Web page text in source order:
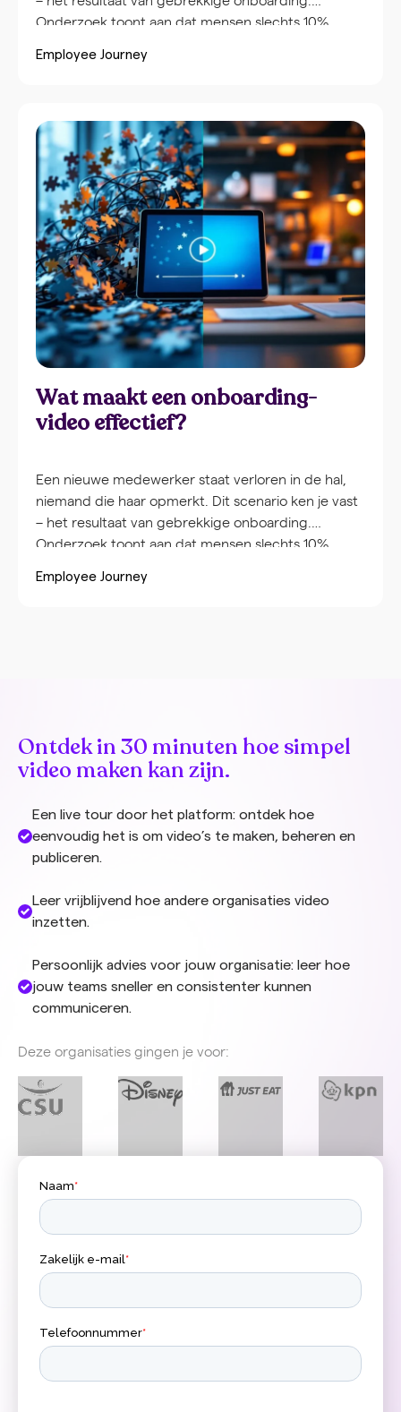
Onderzoek toont aan dat mensen slechts 10%
visuele elementen worden toegevoegd. Video-
inconsistent naar gestructureerd. HR-managers die
video implementeren zien 60% snellere
productiviteit en 25-30% minder verloop in de
eerste 90 dagen. Dit artikel onthult de vijf
kerncomponenten die jouw onboarding-video’s
laten werken – van persoonlijke verwelkomingen
tot praktische werkplekinformatie.
Employee Journey
Wat maakt een onboarding-
video effectief?
Een nieuwe medewerker staat verloren in de hal,
niemand die haar opmerkt. Dit scenario ken je vast
– het resultaat van gebrekkige onboarding.
Onderzoek toont aan dat mensen slechts 10%
visuele elementen worden toegevoegd. Video-
kerncomponenten die jouw onboarding-video’s
laten werken – van persoonlijke verwelkomingen
tot praktische werkplekinformatie.
Employee Journey
Ontdek in 30 minuten hoe simpel
video maken kan zijn.
Een live tour door het platform: ontdek hoe
eenvoudig het is om video’s te maken, beheren en
publiceren.
Leer vrijblijvend hoe andere organisaties video
inzetten.
Persoonlijk advies voor jouw organisatie: leer hoe
jouw teams sneller en consistenter kunnen
communiceren.
Deze organisaties gingen je voor: